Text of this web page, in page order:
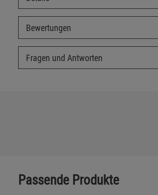
Bewertungen
Fragen und Antworten
Passende Produkte